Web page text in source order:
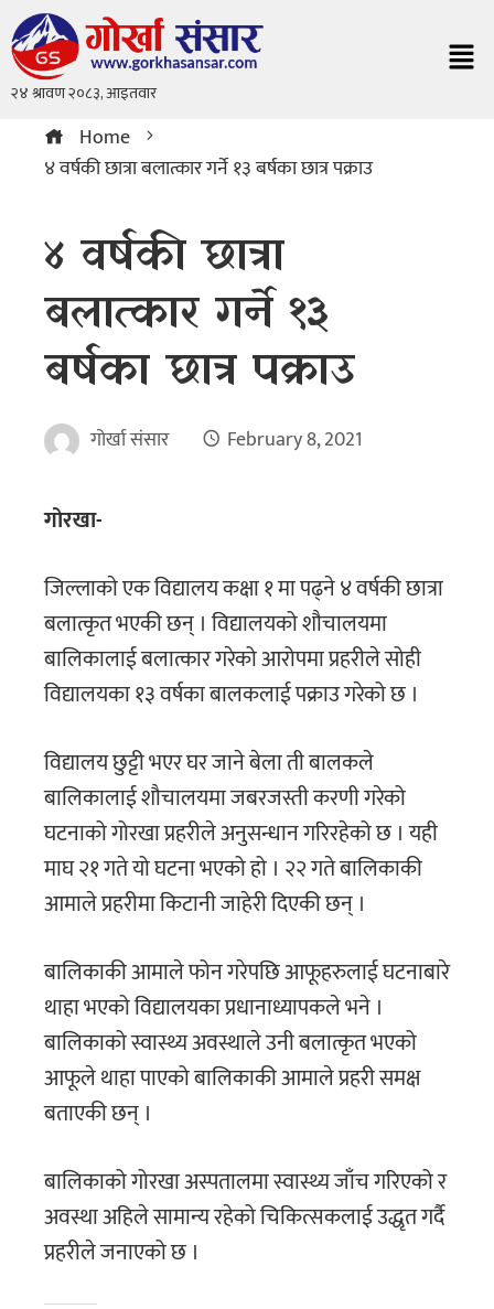
Home
४ वर्षकी छात्रा बलात्कार गर्ने १३ बर्षका छात्र पक्राउ
४ वर्षकी छात्रा
बलात्कार गर्ने १३
बर्षका छात्र पक्राउ
गोर्खा संसार February 8, 2021
गोरखा-
जिल्लाकाे एक विद्यालय कक्षा १ मा पढ्ने ४ वर्षकी छात्रा
बलात्कृत भएकी छन् । विद्यालयको शौचालयमा
बालिकालाई बलात्कार गरेको आरोपमा प्रहरीले सोही
विद्यालयका १३ वर्षका बालकलाई पक्राउ गरेको छ ।
विद्यालय छुट्टी भएर घर जाने बेला ती बालकले
बालिकालाई शौचालयमा जबरजस्ती करणी गरेको
घटनाको गोरखा प्रहरीले अनुसन्धान गरिरहेको छ । यही
माघ २१ गते यो घटना भएको हो । २२ गते बालिकाकी
आमाले प्रहरीमा किटानी जाहेरी दिएकी छन् ।
बालिकाकी आमाले फोन गरेपछि आफूहरुलाई घटनाबारे
थाहा भएको विद्यालयका प्रधानाध्यापकले भने ।
बालिकाको स्वास्थ्य अवस्थाले उनी बलात्कृत भएको
आफूले थाहा पाएको बालिकाकी आमाले प्रहरी समक्ष
बताएकी छन् ।
बालिकाको गोरखा अस्पतालमा स्वास्थ्य जाँच गरिएको र
अवस्था अहिले सामान्य रहेको चिकित्सकलाई उद्धृत गर्दै
प्रहरीले जनाएको छ ।